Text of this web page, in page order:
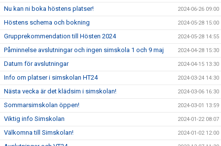
Nu kan ni boka höstens platser! 2024-06-26 09:00
Höstens schema och bokning 2024-05-28 15:00
Grupprekommendation till Hösten 2024 2024-05-28 14:55
Påminnelse avslutningar och ingen simskola 1 och 9 maj 2024-04-28 15:30
Datum för avslutningar 2024-04-15 13:30
Info om platser i simskolan HT24 2024-03-24 14:30
Nästa vecka är det klädsim i simskolan! 2024-03-06 16:30
Sommarsimskolan öppen! 2024-03-01 13:59
Viktig info Simskolan 2024-01-22 08:07
Välkomna till Simskolan! 2024-01-02 12:00